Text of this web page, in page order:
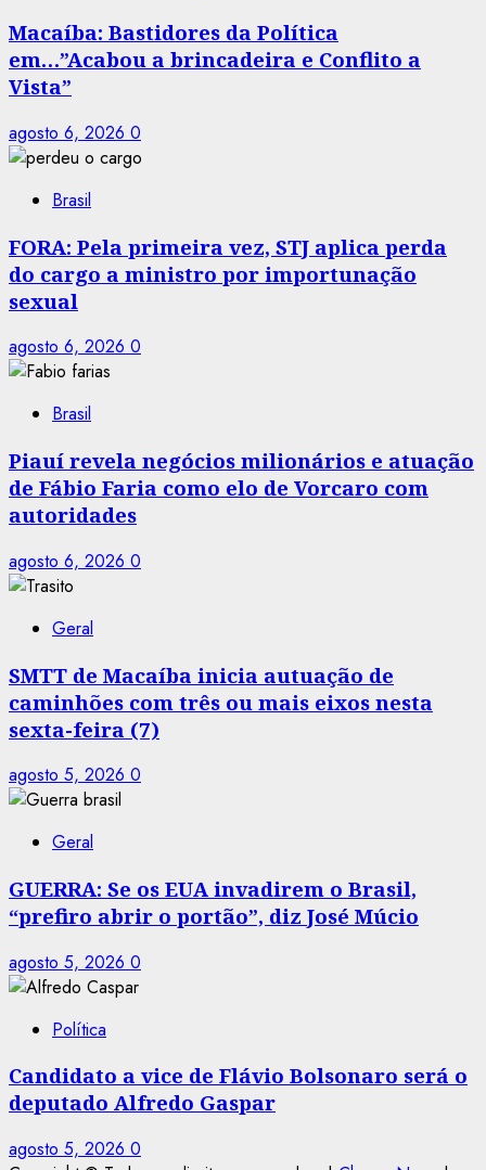
Macaíba: Bastidores da Política
em…”Acabou a brincadeira e Conflito a
Vista”
agosto 6, 2026 0
Brasil
FORA: Pela primeira vez, STJ aplica perda
do cargo a ministro por importunação
sexual
agosto 6, 2026 0
Brasil
Piauí revela negócios milionários e atuação
de Fábio Faria como elo de Vorcaro com
autoridades
agosto 6, 2026 0
Geral
SMTT de Macaíba inicia autuação de
caminhões com três ou mais eixos nesta
sexta-feira (7)
agosto 5, 2026 0
Geral
GUERRA: Se os EUA invadirem o Brasil,
“prefiro abrir o portão”, diz José Múcio
agosto 5, 2026 0
Política
Candidato a vice de Flávio Bolsonaro será o
deputado Alfredo Gaspar
agosto 5, 2026 0